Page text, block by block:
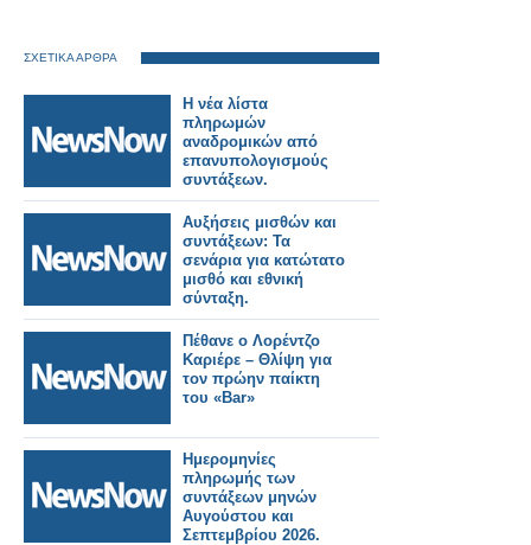
ΣΧΕΤΙΚΑ ΑΡΘΡΑ
Η νέα λίστα
πληρωμών
αναδρομικών από
επανυπολογισμούς
συντάξεων.
Αυξήσεις μισθών και
συντάξεων: Τα
σενάρια για κατώτατο
μισθό και εθνική
σύνταξη.
Πέθανε ο Λορέντζο
Καριέρε – Θλίψη για
τον πρώην παίκτη
του «Bar»
Ημερομηνίες
πληρωμής των
συντάξεων μηνών
Αυγούστου και
Σεπτεμβρίου 2026.